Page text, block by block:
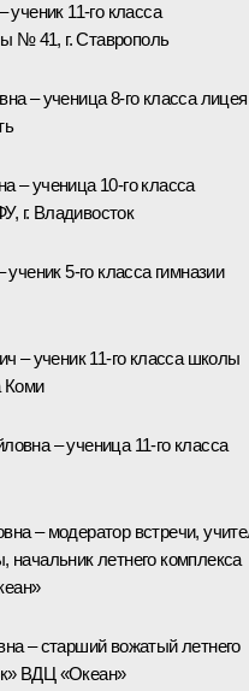
11-го класса
№ 41, г. Ставрополь
– ученица 8-го класса
ученица 10-го класса
г. Владивосток
5-го класса гимназии
– ученик 11-го класса школы
Коми
– ученица 11-го класса
– модератор встречи,
начальник летнего комплекса
– старший вожатый летнего
ВДЦ «Океан»